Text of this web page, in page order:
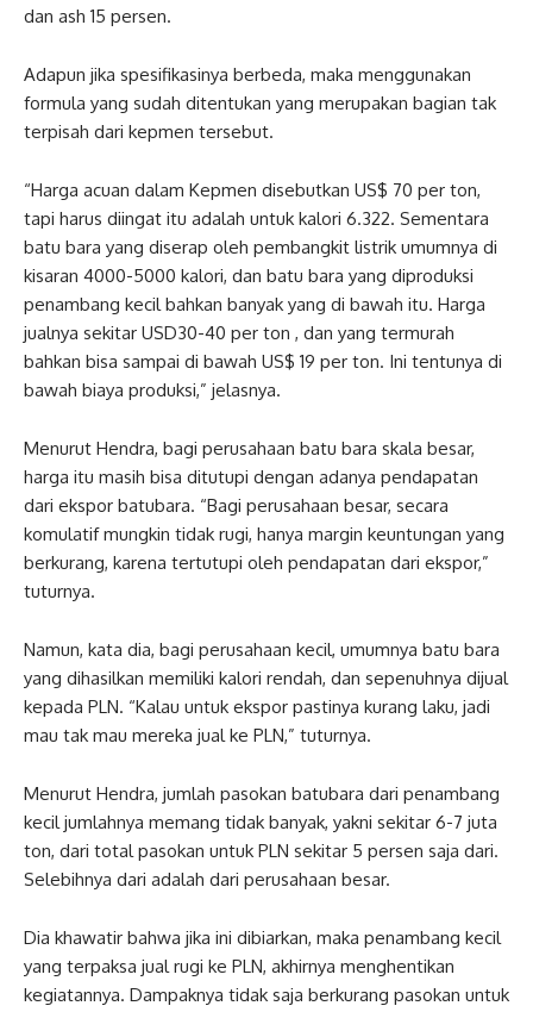
dan ash 15 persen.
Adapun jika spesifikasinya berbeda, maka menggunakan
formula yang sudah ditentukan yang merupakan bagian tak
terpisah dari kepmen tersebut.
“Harga acuan dalam Kepmen disebutkan US$ 70 per ton,
tapi harus diingat itu adalah untuk kalori 6.322. Sementara
batu bara yang diserap oleh pembangkit listrik umumnya di
kisaran 4000-5000 kalori, dan batu bara yang diproduksi
penambang kecil bahkan banyak yang di bawah itu. Harga
jualnya sekitar USD30-40 per ton , dan yang termurah
bahkan bisa sampai di bawah US$ 19 per ton. Ini tentunya di
bawah biaya produksi,” jelasnya.
Menurut Hendra, bagi perusahaan batu bara skala besar,
harga itu masih bisa ditutupi dengan adanya pendapatan
dari ekspor batubara. “Bagi perusahaan besar, secara
komulatif mungkin tidak rugi, hanya margin keuntungan yang
berkurang, karena tertutupi oleh pendapatan dari ekspor,”
tuturnya.
Namun, kata dia, bagi perusahaan kecil, umumnya batu bara
yang dihasilkan memiliki kalori rendah, dan sepenuhnya dijual
kepada PLN. “Kalau untuk ekspor pastinya kurang laku, jadi
mau tak mau mereka jual ke PLN,” tuturnya.
Menurut Hendra, jumlah pasokan batubara dari penambang
kecil jumlahnya memang tidak banyak, yakni sekitar 6-7 juta
ton, dari total pasokan untuk PLN sekitar 5 persen saja dari.
Selebihnya dari adalah dari perusahaan besar.
Dia khawatir bahwa jika ini dibiarkan, maka penambang kecil
yang terpaksa jual rugi ke PLN, akhirnya menghentikan
kegiatannya. Dampaknya tidak saja berkurang pasokan untuk